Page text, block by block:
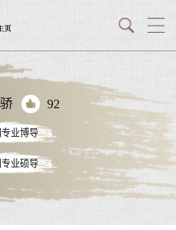
92
专业博导
专业硕导